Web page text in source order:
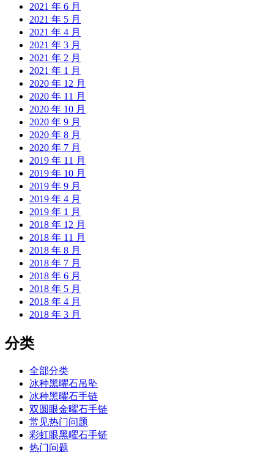
2021 年 6 月
2021 年 5 月
2021 年 4 月
2021 年 3 月
2021 年 2 月
2021 年 1 月
2020 年 12 月
2020 年 11 月
2020 年 10 月
2020 年 9 月
2020 年 8 月
2020 年 7 月
2019 年 11 月
2019 年 10 月
2019 年 9 月
2019 年 4 月
2019 年 1 月
2018 年 12 月
2018 年 11 月
2018 年 8 月
2018 年 7 月
2018 年 6 月
2018 年 5 月
2018 年 4 月
2018 年 3 月
分类
全部分类
冰种黑曜石吊坠
冰种黑曜石手链
双圆眼金曜石手链
常见热门问题
彩虹眼黑曜石手链
热门问题